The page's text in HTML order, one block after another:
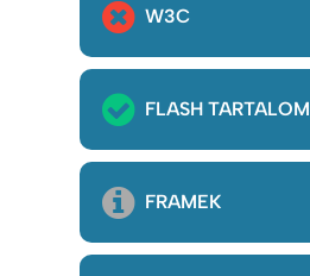
W3C
FLASH TARTALOM
FRAMEK